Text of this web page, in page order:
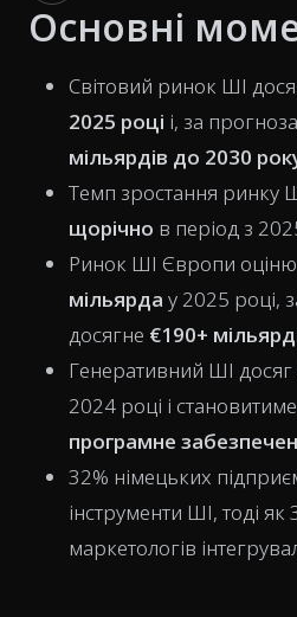
Основні
Світовий ринок ШІ
2025 році і, за
мільярдів до 2030
Темп зростання ринку
щорічно в період з
Ринок ШІ Європи
мільярда у 2025 році,
досягне €190+
Генеративний ШІ досяг
2024 році і становитиме
програмне
32% німецьких
інструменти ШІ, тоді
маркетологів